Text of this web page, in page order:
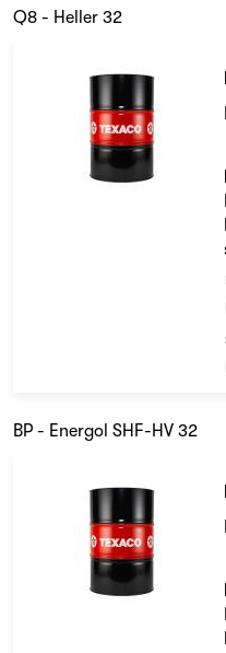
Q8 - Heller 32
BP - Energol SHF-HV 32